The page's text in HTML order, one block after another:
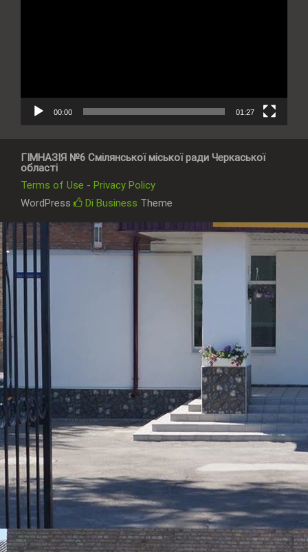
00:00 01:27
ГІМНАЗІЯ №6 Смілянської міської ради Черкаської
області
Terms of Use - Privacy Policy
WordPress
Di Business Theme